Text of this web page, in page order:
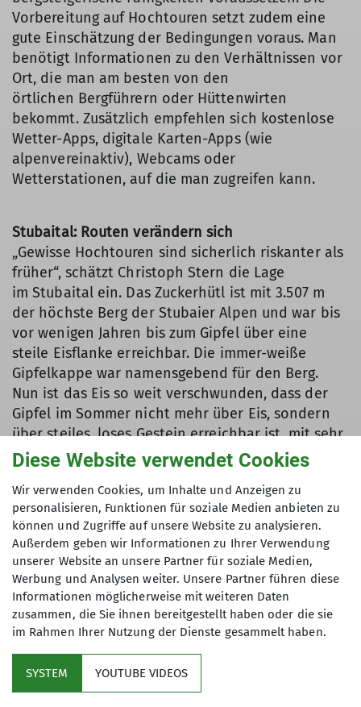
Vorbereitung auf Hochtouren setzt zudem eine
gute Einschätzung der Bedingungen voraus. Man
benötigt Informationen zu den Verhältnissen vor
Ort, die man am besten von den
örtlichen Bergführern oder Hüttenwirten
bekommt. Zusätzlich empfehlen sich kostenlose
Wetter-Apps, digitale Karten-Apps (wie
alpenvereinaktiv), Webcams oder
Wetterstationen, auf die man zugreifen kann.
Stubaital: Routen verändern sich
„Gewisse Hochtouren sind sicherlich riskanter als
früher“, schätzt Christoph Stern die Lage
im Stubaital ein. Das Zuckerhütl ist mit 3.507 m
der höchste Berg der Stubaier Alpen und war bis
vor wenigen Jahren bis zum Gipfel über eine
steile Eisflanke erreichbar. Die immer-weiße
Gipfelkappe war namensgebend für den Berg.
Nun ist das Eis so weit verschwunden, dass der
Gipfel im Sommer nicht mehr über Eis, sondern
über steiles, loses Gestein erreichbar ist, mit sehr
hohem Steinschlagrisiko. „Wir Bergführer im
Hauptgipfel im Sommer nicht mehr zu führen,
stattdessen begleiten wir unsere Gäste bereits
seit fünf Jahren auf den Westgipfel, die
Pfaffenschneide – was sehr gut angenommen
wird.“ Ähnlich verhält es sich mit der
Ruderhofspitze. Die Route von der Neuen
Regensburger Hütte über die vereiste Nordflanke
war bis vor wenigen Jahren wunderbar zu
machen, erinnert sich Ausbildungsreferent Stefan.
Der Hochmoosferner hat in den letzten Jahren
sehr viel an Masse verloren, so dass die Route
Diese Website verwendet Cookies
Wir verwenden Cookies, um Inhalte und Anzeigen zu
personalisieren, Funktionen für soziale Medien anbieten zu
können und Zugriffe auf unsere Website zu analysieren.
Außerdem geben wir Informationen zu Ihrer Verwendung
unserer Website an unsere Partner für soziale Medien,
Werbung und Analysen weiter. Unsere Partner führen diese
Informationen möglicherweise mit weiteren Daten
zusammen, die Sie ihnen bereitgestellt haben oder die sie
im Rahmen Ihrer Nutzung der Dienste gesammelt haben.
SYSTEM YOUTUBE VIDEOS